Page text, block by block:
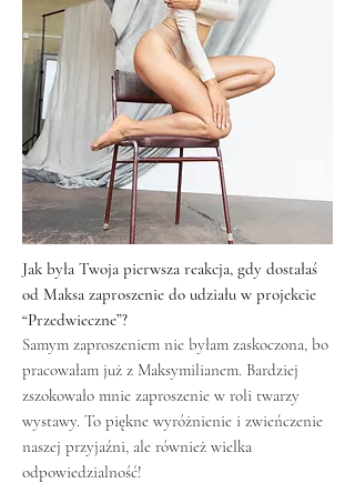
Jak była Twoja pierwsza reakcja, gdy dostałaś
od Maksa zaproszenie do udziału w projekcie
“Przedwieczne”?
Samym zaproszeniem nie byłam zaskoczona, bo
pracowałam już z Maksymilianem. Bardziej
zszokowało mnie zaproszenie w roli twarzy
wystawy. To piękne wyróżnienie i zwieńczenie
naszej przyjaźni, ale również wielka
odpowiedzialność!